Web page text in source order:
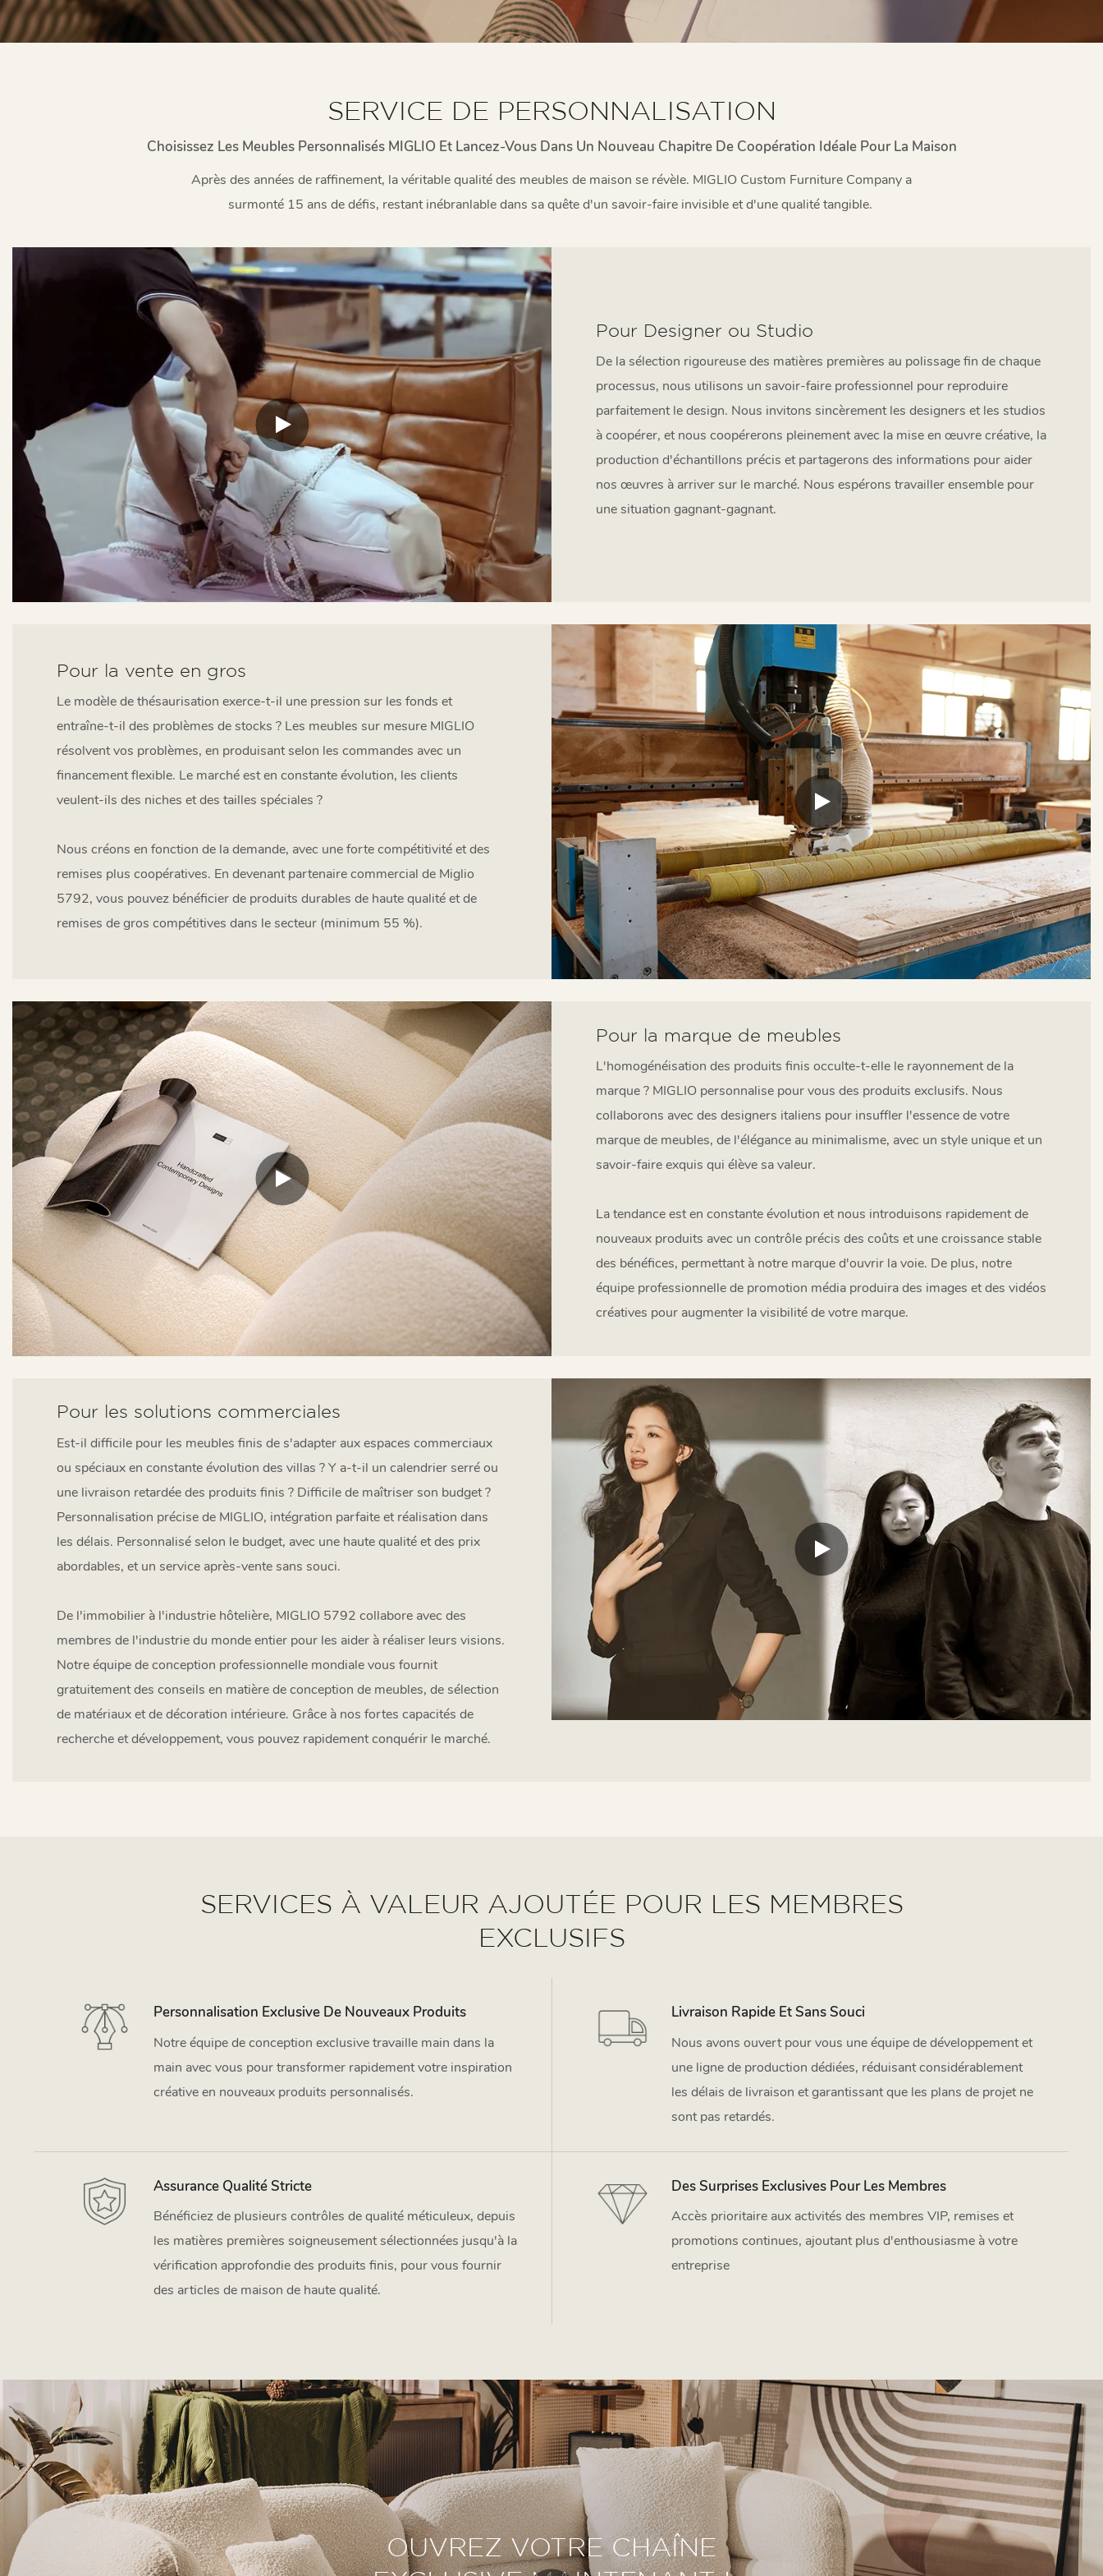
SERVICE DE PERSONNALISATION
Choisissez Les Meubles Personnalisés MIGLIO Et Lancez-Vous Dans Un Nouveau Chapitre De Coopération Idéale Pour La Maison
Après des années de raffinement, la véritable qualité des meubles de maison se révèle. MIGLIO Custom Furniture Company a
surmonté 15 ans de défis, restant inébranlable dans sa quête d'un savoir-faire invisible et d'une qualité tangible.
Pour Designer ou Studio
De la sélection rigoureuse des matières premières au polissage fin de chaque
processus, nous utilisons un savoir-faire professionnel pour reproduire
parfaitement le design. Nous invitons sincèrement les designers et les studios
à coopérer, et nous coopérerons pleinement avec la mise en œuvre créative, la
production d'échantillons précis et partagerons des informations pour aider
nos œuvres à arriver sur le marché. Nous espérons travailler ensemble pour
une situation gagnant-gagnant.
Pour la vente en gros
Le modèle de thésaurisation exerce-t-il une pression sur les fonds et
entraîne-t-il des problèmes de stocks ? Les meubles sur mesure MIGLIO
résolvent vos problèmes, en produisant selon les commandes avec un
financement flexible. Le marché est en constante évolution, les clients
veulent-ils des niches et des tailles spéciales ?
Nous créons en fonction de la demande, avec une forte compétitivité et des
remises plus coopératives. En devenant partenaire commercial de Miglio
5792, vous pouvez bénéficier de produits durables de haute qualité et de
remises de gros compétitives dans le secteur (minimum 55 %).
Pour la marque de meubles
L'homogénéisation des produits finis occulte-t-elle le rayonnement de la
marque ? MIGLIO personnalise pour vous des produits exclusifs. Nous
collaborons avec des designers italiens pour insuffler l'essence de votre
marque de meubles, de l'élégance au minimalisme, avec un style unique et un
savoir-faire exquis qui élève sa valeur.
La tendance est en constante évolution et nous introduisons rapidement de
nouveaux produits avec un contrôle précis des coûts et une croissance stable
des bénéfices, permettant à notre marque d'ouvrir la voie. De plus, notre
équipe professionnelle de promotion média produira des images et des vidéos
créatives pour augmenter la visibilité de votre marque.
Pour les solutions commerciales
Est-il difficile pour les meubles finis de s'adapter aux espaces commerciaux
ou spéciaux en constante évolution des villas ? Y a-t-il un calendrier serré ou
une livraison retardée des produits finis ? Difficile de maîtriser son budget ?
Personnalisation précise de MIGLIO, intégration parfaite et réalisation dans
les délais. Personnalisé selon le budget, avec une haute qualité et des prix
abordables, et un service après-vente sans souci.
De l'immobilier à l'industrie hôtelière, MIGLIO 5792 collabore avec des
membres de l'industrie du monde entier pour les aider à réaliser leurs visions.
Notre équipe de conception professionnelle mondiale vous fournit
gratuitement des conseils en matière de conception de meubles, de sélection
de matériaux et de décoration intérieure. Grâce à nos fortes capacités de
recherche et développement, vous pouvez rapidement conquérir le marché.
SERVICES À VALEUR AJOUTÉE POUR LES MEMBRES
EXCLUSIFS
Personnalisation Exclusive De Nouveaux Produits
Notre équipe de conception exclusive travaille main dans la
main avec vous pour transformer rapidement votre inspiration
créative en nouveaux produits personnalisés.
Livraison Rapide Et Sans Souci
Nous avons ouvert pour vous une équipe de développement et
une ligne de production dédiées, réduisant considérablement
les délais de livraison et garantissant que les plans de projet ne
sont pas retardés.
Assurance Qualité Stricte
Bénéficiez de plusieurs contrôles de qualité méticuleux, depuis
les matières premières soigneusement sélectionnées jusqu'à la
vérification approfondie des produits finis, pour vous fournir
des articles de maison de haute qualité.
Des Surprises Exclusives Pour Les Membres
Accès prioritaire aux activités des membres VIP, remises et
promotions continues, ajoutant plus d'enthousiasme à votre
entreprise
OUVREZ VOTRE CHAÎNE